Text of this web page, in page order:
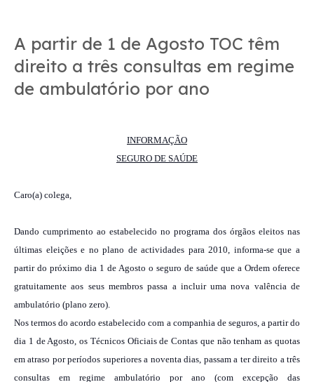
A partir de 1 de Agosto TOC têm
direito a três consultas em regime
de ambulatório por ano
INFORMAÇÃO
SEGURO DE SAÚDE
Caro(a) colega,
Dando cumprimento ao estabelecido no programa dos órgãos eleitos nas
últimas eleições e no plano de actividades para 2010, informa-se que a
partir do próximo dia 1 de Agosto o seguro de saúde que a Ordem oferece
gratuitamente aos seus membros passa a incluir uma nova valência de
ambulatório (plano zero).
Nos termos do acordo estabelecido com a companhia de seguros, a partir do
dia 1 de Agosto, os Técnicos Oficiais de Contas que não tenham as quotas
em atraso por períodos superiores a noventa dias, passam a ter direito a três
consultas em regime ambulatório por ano (com excepção das